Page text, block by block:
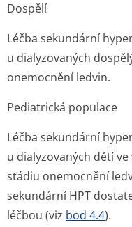
Dospělí
Léčba sekundární
u dialyzovaných
onemocnění ledvin.
Pediatrická populace
Léčba sekundární
u dialyzovaných dětí
stádiu onemocnění
sekundární HPT
léčbou (viz bod 4.4).